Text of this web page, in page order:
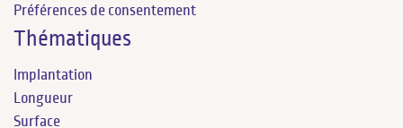
Préférences de consentement
Thématiques
Implantation
Longueur
Surface